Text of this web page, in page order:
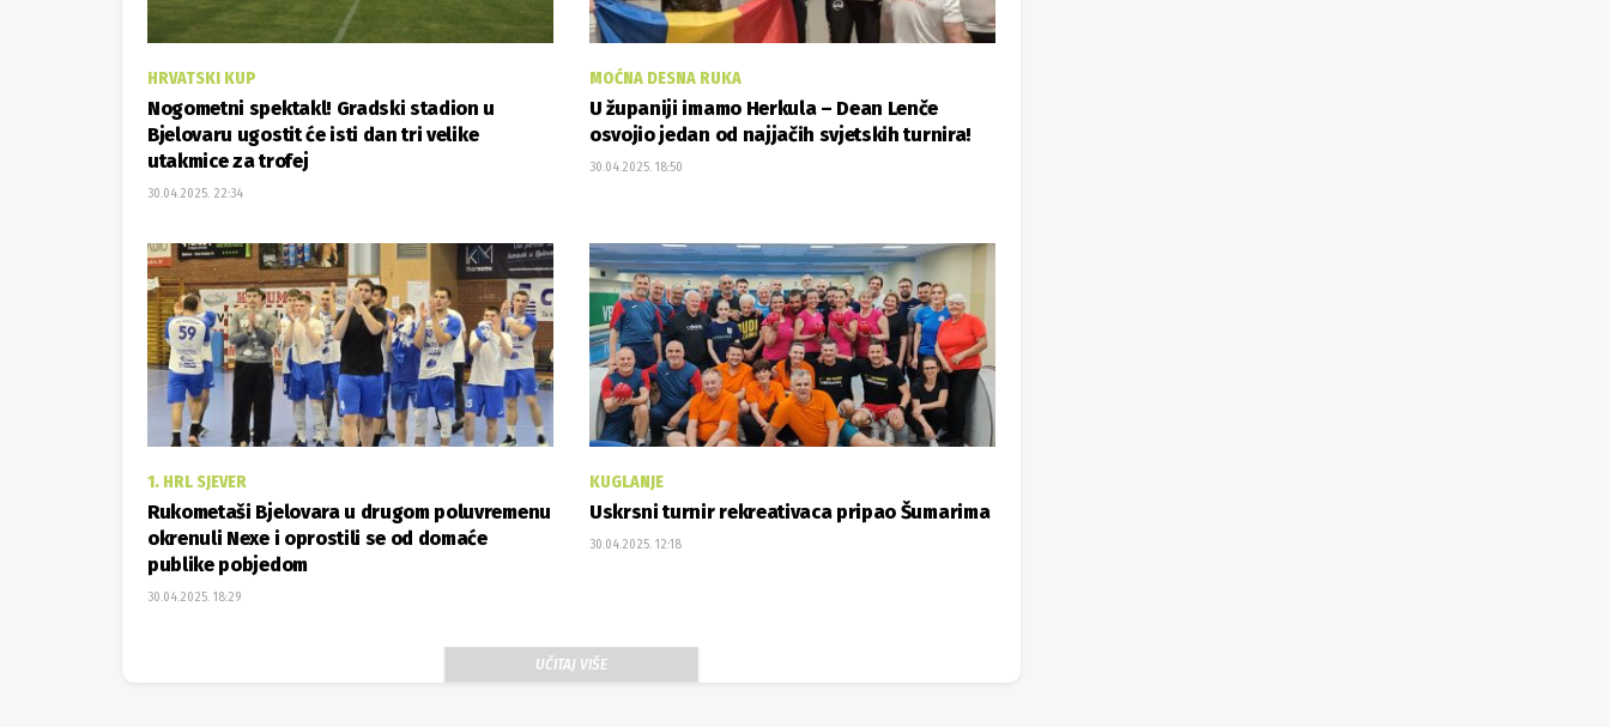
HRVATSKI KUP
Nogometni spektakl! Gradski stadion u
Bjelovaru ugostit će isti dan tri velike
utakmice za trofej
30.04.2025. 22:34
MOĆNA DESNA RUKA
U županiji imamo Herkula – Dean Lenče
osvojio jedan od najjačih svjetskih turnira!
30.04.2025. 18:50
1. HRL SJEVER
Rukometaši Bjelovara u drugom poluvremenu
okrenuli Nexe i oprostili se od domaće
publike pobjedom
30.04.2025. 18:29
KUGLANJE
Uskrsni turnir rekreativaca pripao Šumarima
30.04.2025. 12:18
UČITAJ VIŠE